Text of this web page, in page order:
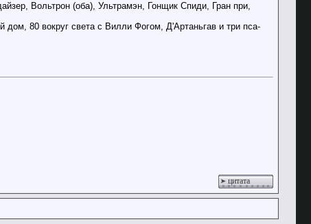
Вольтрон (оба), Ультрамэн, Гонщик Спиди, Гран при,
80 вокруг света с Вилли Фогом, Д'Артаньгав и три пса-
цитата